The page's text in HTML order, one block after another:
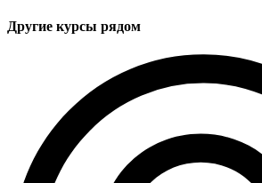
Другие курсы рядом